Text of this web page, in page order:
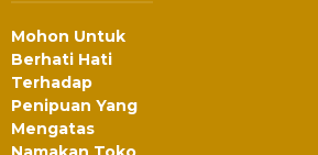
Mohon Untuk
Berhati Hati
Terhadap
Penipuan Yang
Mengatas